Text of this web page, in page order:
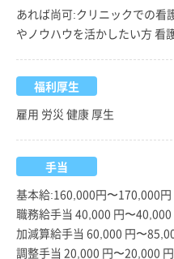
あれば尚可:クリニックでの看
やノウハウを活かしたい方 看
福利厚生
雇用 労災 健康 厚生
手当
基本給:160,000円〜170,000円
職務給手当 40,000 円〜40,000
加減算給手当 60,000 円〜
調整手当 20,000 円〜20,000 円